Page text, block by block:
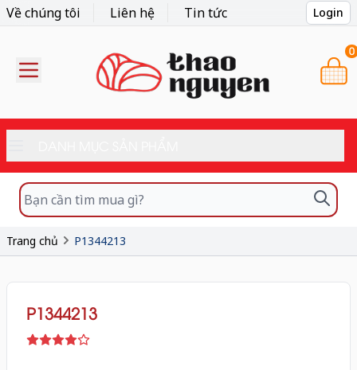
Về chúng tôi Liên hệ Tin tức Login
0
Trang chủ P1344213
P1344213